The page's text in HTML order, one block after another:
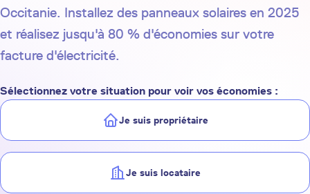
Occitanie. Installez des panneaux solaires en 2025
et réalisez jusqu'à 80 % d'économies sur votre
facture d'électricité.
Sélectionnez votre situation pour voir vos économies :
Je suis propriétaire
Je suis locataire